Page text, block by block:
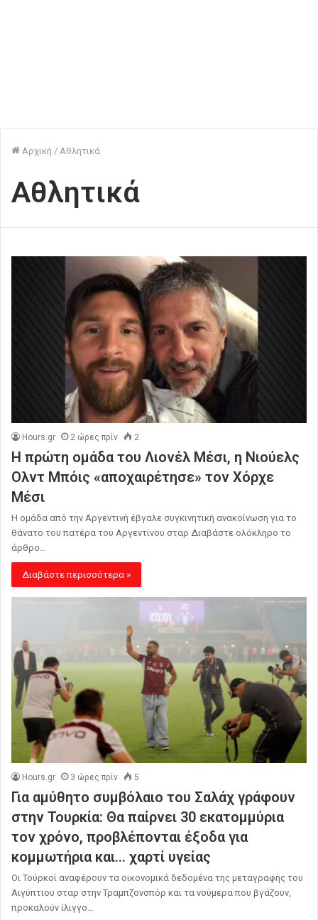
Αρχική / Αθλητικά
Αθλητικά
Hours.gr 2 ώρες πρίν 2
Η πρώτη ομάδα του Λιονέλ Μέσι, η Νιούελς
Ολντ Μπόις «αποχαιρέτησε» τον Χόρχε
Μέσι
Η ομάδα από την Αργεντινή έβγαλε συγκινητική ανακοίνωση για το
θάνατο του πατέρα του Αργεντίνου σταρ Διαβάστε ολόκληρο το
άρθρο…
Διαβάστε περισσότερα »
Hours.gr 3 ώρες πρίν 5
Για αμύθητο συμβόλαιο του Σαλάχ γράφουν
στην Τουρκία: Θα παίρνει 30 εκατομμύρια
τον χρόνο, προβλέπονται έξοδα για
κομμωτήρια και… χαρτί υγείας
Οι Τούρκοί αναφέρουν τα οικονομικά δεδομένα της μεταγραφής του
Αιγύπτιου σταρ στην Τραμπζονσπόρ και τα νούμερα που βγάζουν,
προκαλούν ίλιγγο…